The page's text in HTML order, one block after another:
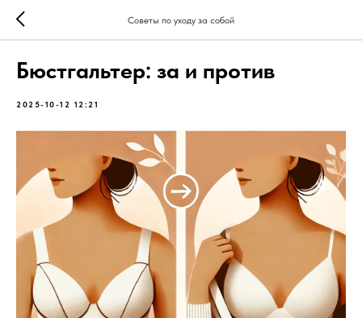
Советы по уходу за собой
Бюстгальтер: за и против
2025-10-12 12:21